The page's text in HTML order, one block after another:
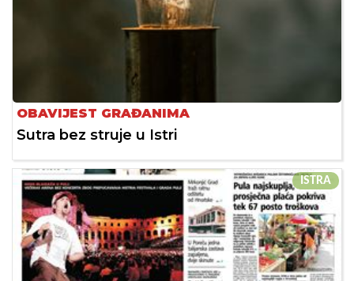
OBAVIJEST GRAĐANIMA
Sutra bez struje u Istri
ISTRA